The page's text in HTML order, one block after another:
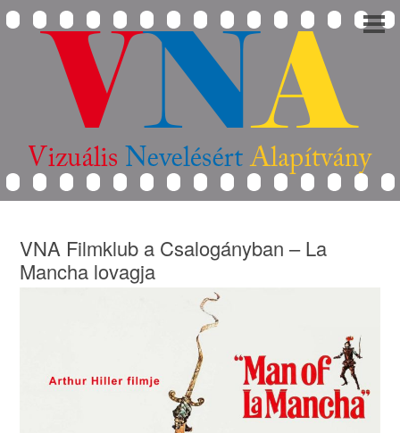
VNA Filmklub a Csalogányban – La
Mancha lovagja